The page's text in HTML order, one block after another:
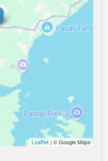
Leaflet | © Google Maps